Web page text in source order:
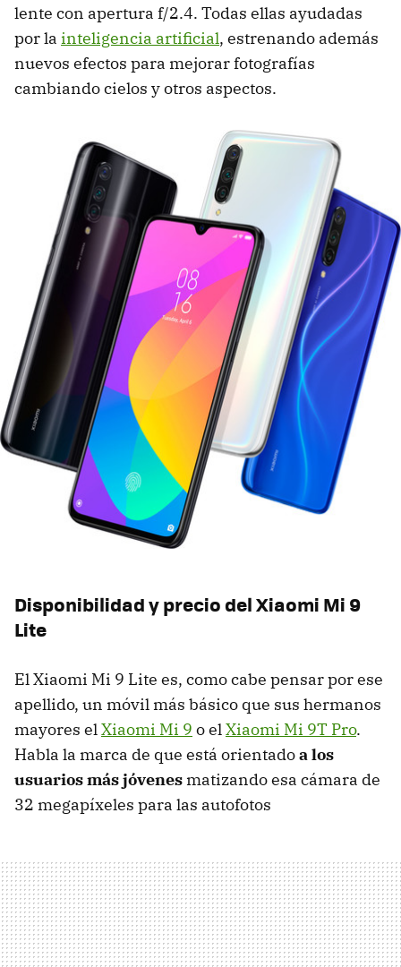
lente con apertura f/2.4. Todas ellas ayudadas
por la inteligencia artificial, estrenando además
nuevos efectos para mejorar fotografías
cambiando cielos y otros aspectos.
Disponibilidad y precio del Xiaomi Mi 9
Lite
El Xiaomi Mi 9 Lite es, como cabe pensar por ese
apellido, un móvil más básico que sus hermanos
mayores elXiaomi Mi 9 o elXiaomi Mi 9T Pro.
Habla la marca de que está orientadoa los
usuarios más jóvenes matizando esa cámara de
32 megapíxeles para las autofotos